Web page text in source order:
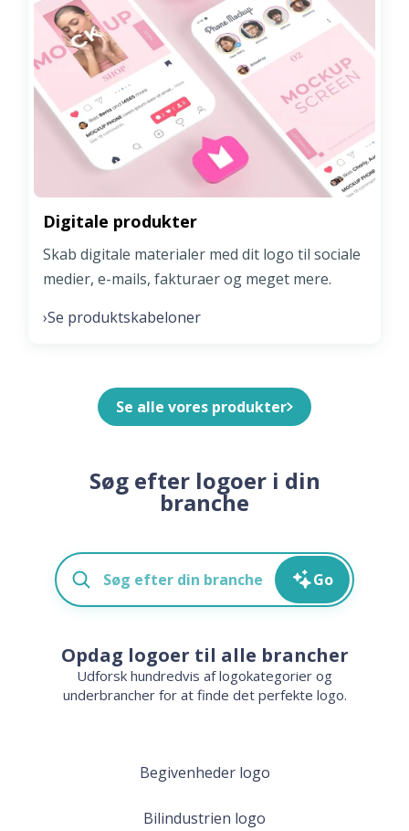
Digitale produkter
Skab digitale materialer med dit logo til sociale
medier, e-mails, fakturaer og meget mere.
›Se produktskabeloner
Se alle vores produkter
Søg efter logoer i din
branche
Go
Opdag logoer til alle brancher
Udforsk hundredvis af logokategorier og
underbrancher for at finde det perfekte logo.
Begivenheder logo
Bilindustrien logo